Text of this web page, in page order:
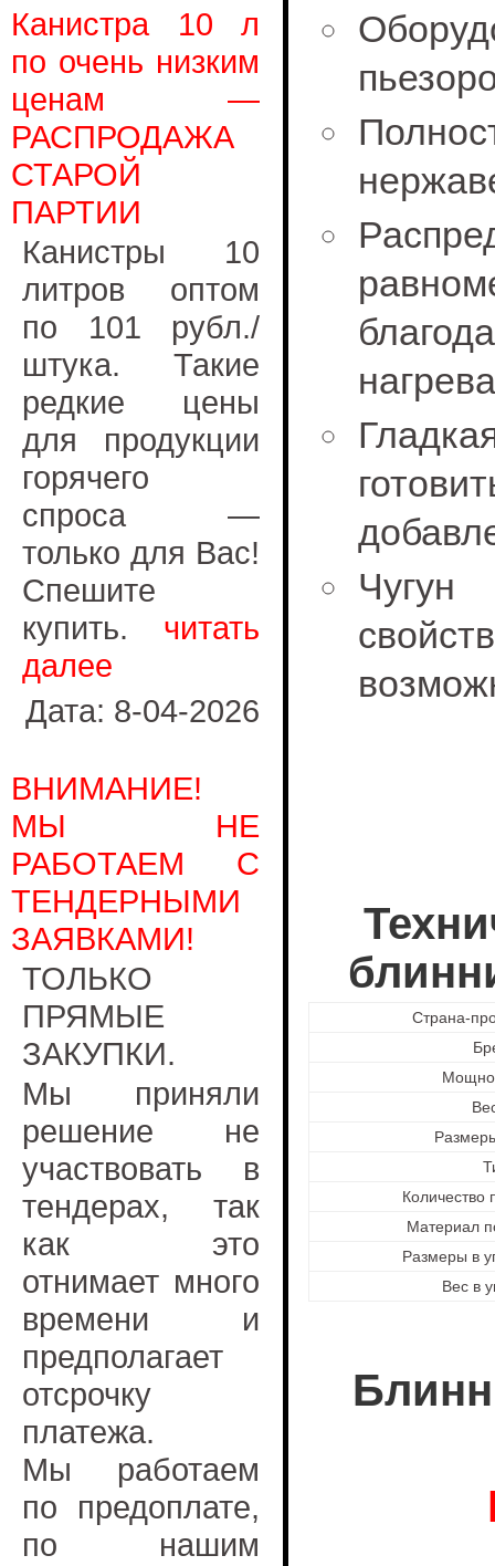
Канистра 10 л
по очень низким
ценам —
РАСПРОДАЖА
СТАРОЙ
ПАРТИИ
Канистры 10
литров оптом
по 101 рубл./
штука. Такие
редкие цены
для продукции
горячего
спроса —
только для Вас!
Спешите
купить. читать
далее
Дата: 8-04-2026
ВНИМАНИЕ!
МЫ НЕ
РАБОТАЕМ С
ТЕНДЕРНЫМИ
ЗАЯВКАМИ!
ТОЛЬКО
ПРЯМЫЕ
ЗАКУПКИ.
Мы приняли
решение не
участвовать в
тендерах, так
как это
отнимает много
времени и
предполагает
отсрочку
платежа.
Мы работаем
по предоплате,
по нашим
Страна-
Количество
Материал
Размеры в
Вес в